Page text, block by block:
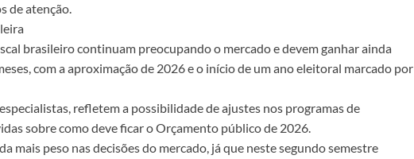
de atenção.
brasileiro continuam preocupando o mercado e devem ganhar ainda
com a aproximação de 2026 e o início de um ano eleitoral marcado por
refletem a possibilidade de ajustes nos programas de
sobre como deve ficar o Orçamento público de 2026.
mais peso nas decisões do mercado, já que neste segundo semestre